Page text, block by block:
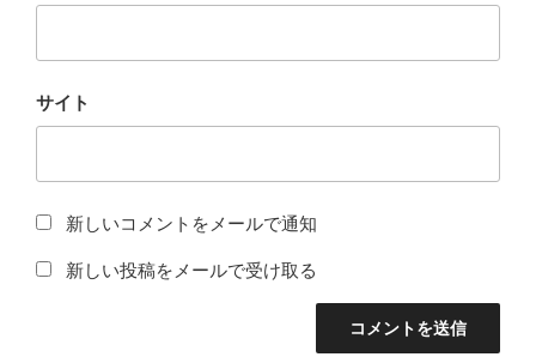
サイト
新しいコメントをメールで通知
新しい投稿をメールで受け取る